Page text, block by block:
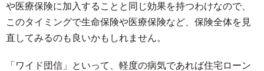
や医療保険に加入することと同じ効果を持つわけなので、
このタイミングで生命保険や医療保険など、保険全体を見
直してみるのも良いかもしれません。
「ワイド団信」といって、軽度の病気であれば住宅ローン